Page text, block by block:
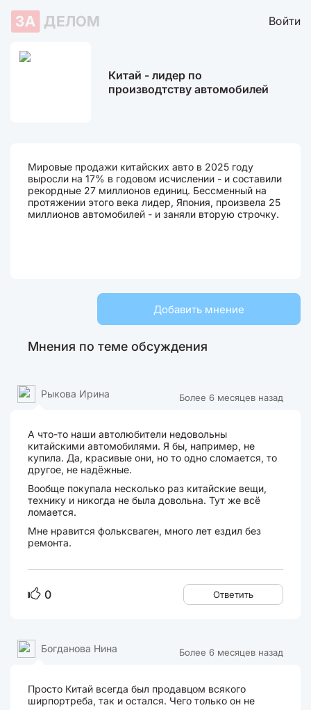
ЗА ДЕЛОМ Войти
Китай - лидер по
производтству автомобилей
Мировые продажи китайских авто в 2025 году
выросли на 17% в годовом исчислении - и составили
рекордные 27 миллионов единиц. Бессменный на
протяжении этого века лидер, Япония, произвела 25
миллионов автомобилей - и заняли вторую строчку.
Добавить мнение
Мнения по теме обсуждения
Более 6 месяцев назад
Рыкова Ирина
А что-то наши автолюбители недовольны
китайскими автомобилями. Я бы, например, не
купила. Да, красивые они, но то одно сломается, то
другое, не надёжные.
Вообще покупала несколько раз китайские вещи,
технику и никогда не была довольна. Тут же всё
ломается.
Мне нравится фольксваген, много лет ездил без
ремонта.
0 Ответить
Более 6 месяцев назад
Богданова Нина
Просто Китай всегда был продавцом всякого
ширпортреба, так и остался. Чего только он не